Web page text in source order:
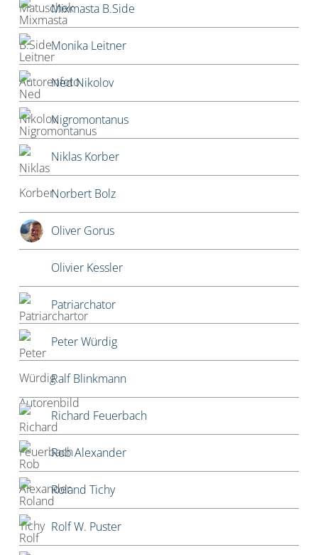
Mixmasta B.Side
Monika Leitner
Ned Nikolov
Nigromontanus
Niklas Korber
Norbert Bolz
Oliver Gorus
Olivier Kessler
Patriarchator
Peter Würdig
Ralf Blinkmann
Richard Feuerbach
Rob Alexander
Roland Tichy
Rolf W. Puster